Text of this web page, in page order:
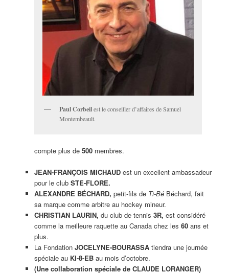
Paul Corbeilest le conseiller d’affaires de Samuel
Montembeault.
compte plus de 500membres.
JEAN-FRANÇOIS MICHAUDest un excellent ambassadeur
pour le club STE-FLORE.
ALEXANDRE BÉCHARD, petit-fils de Ti-BéBéchard, fait
sa marque comme arbitre au hockey mineur.
CHRISTIAN LAURIN, du club de tennis 3R, est considéré
comme la meilleure raquette au Canada chez les 60ans et
plus.
La Fondation JOCELYNE-BOURASSAtiendra une journée
spéciale au KI-8-EBau mois d’octobre.
(Une collaboration spéciale de CLAUDE LORANGER)